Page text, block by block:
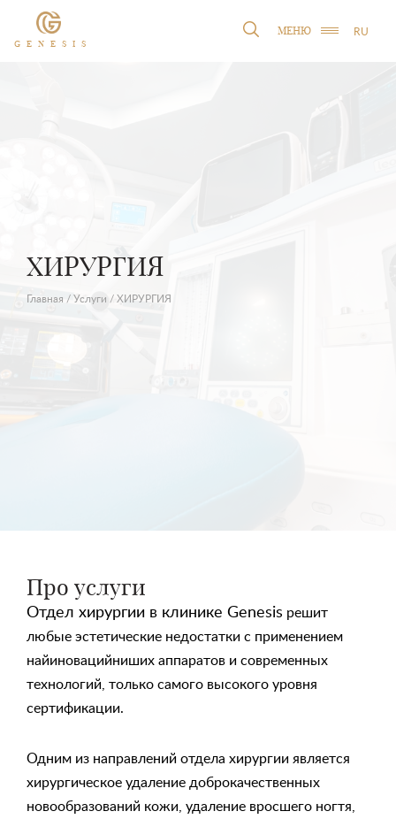
GENESIS
МЕНЮ RU
ХИРУРГИЯ
Главная /Услуги /ХИРУРГИЯ
Про услуги
Отдел хирургии в клинике Genesis решит
любые эстетические недостатки с применением
найиновацийниших аппаратов и современных
технологий, только самого высокого уровня
сертификации.
Одним из направлений отдела хирургии является
хирургическое удаление доброкачественных
новообразований кожи, удаление вросшего ногтя,